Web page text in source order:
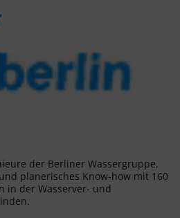
der Berliner Wassergruppe,
planerisches Know-how mit 160
in der Wasserver- und